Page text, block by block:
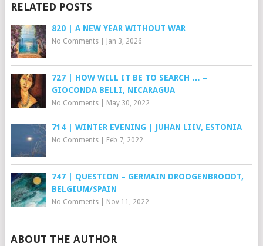
RELATED POSTS
820 | A NEW YEAR WITHOUT WAR
No Comments| Jan 3, 2026
727 | HOW WILL IT BE TO SEARCH … –
GIOCONDA BELLI, NICARAGUA
No Comments| May 30, 2022
714 | WINTER EVENING | JUHAN LIIV, ESTONIA
No Comments| Feb 7, 2022
747 | QUESTION – GERMAIN DROOGENBROODT,
BELGIUM/SPAIN
No Comments| Nov 11, 2022
ABOUT THE AUTHOR